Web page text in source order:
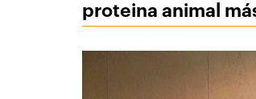
proteina animal